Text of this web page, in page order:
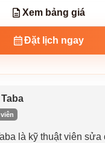
Xem bảng giá
Đặt lịch ngay
là kỹ thuật viên sửa